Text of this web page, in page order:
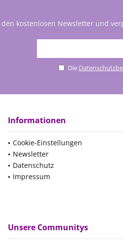
kostenlosen Newsletter und
Die
Informationen
Cookie-Einstellungen
Newsletter
Datenschutz
Impressum
Unsere Communitys